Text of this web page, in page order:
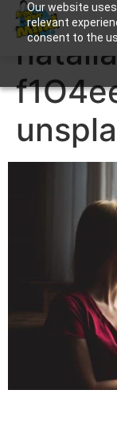
Our website
relevant
consent to the
Apuntame !